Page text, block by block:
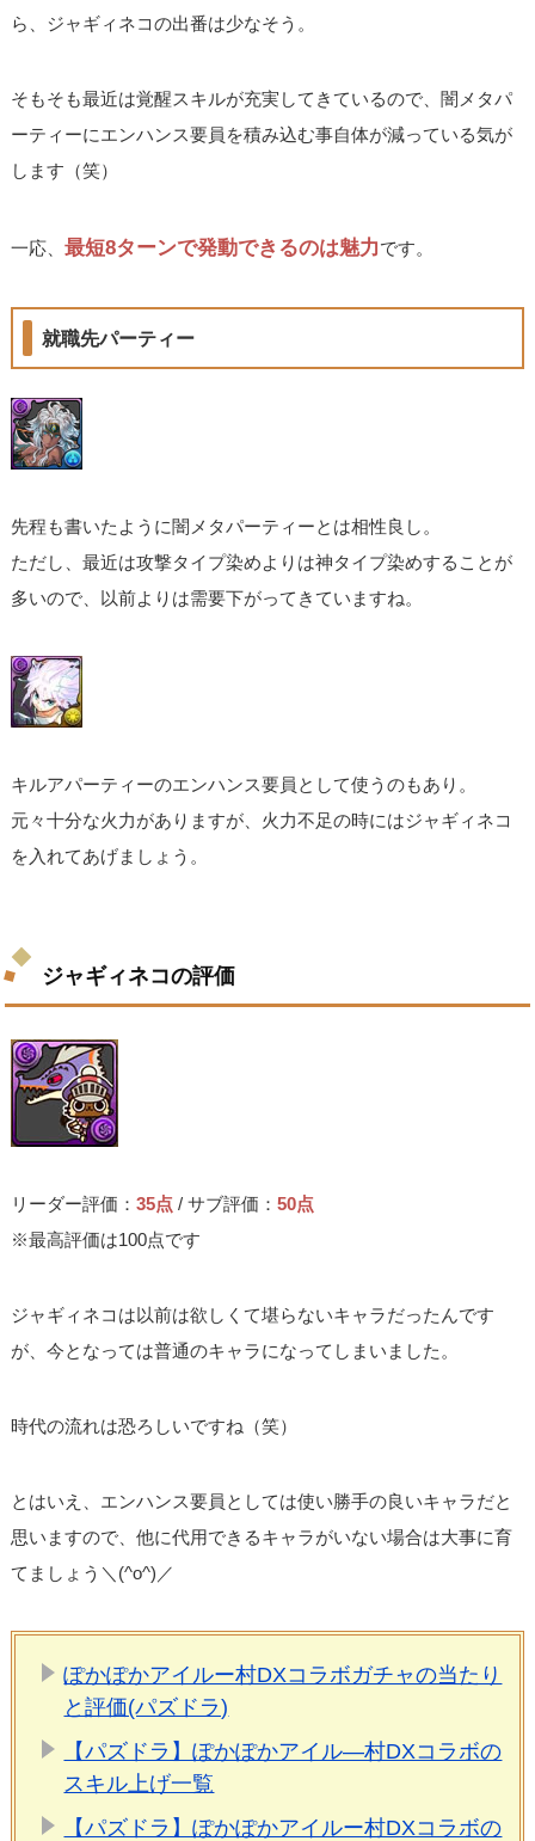
ら、ジャギィネコの出番は少なそう。
そもそも最近は覚醒スキルが充実してきているので、闇メタパ
ーティーにエンハンス要員を積み込む事自体が減っている気が
します（笑）
一応、最短8ターンで発動できるのは魅力です。
就職先パーティー
先程も書いたように闇メタパーティーとは相性良し。
ただし、最近は攻撃タイプ染めよりは神タイプ染めすることが
多いので、以前よりは需要下がってきていますね。
キルアパーティーのエンハンス要員として使うのもあり。
元々十分な火力がありますが、火力不足の時にはジャギィネコ
を入れてあげましょう。
ジャギィネコの評価
リーダー評価：35点 / サブ評価：50点
※最高評価は100点です
ジャギィネコは以前は欲しくて堪らないキャラだったんです
が、今となっては普通のキャラになってしまいました。
時代の流れは恐ろしいですね（笑）
とはいえ、エンハンス要員としては使い勝手の良いキャラだと
思いますので、他に代用できるキャラがいない場合は大事に育
てましょう＼(^o^)／
ぽかぽかアイルー村DXコラボガチャの当たり
と評価(パズドラ)
【パズドラ】ぽかぽかアイル―村DXコラボの
スキル上げ一覧
【パズドラ】ぽかぽかアイルー村DXコラボの